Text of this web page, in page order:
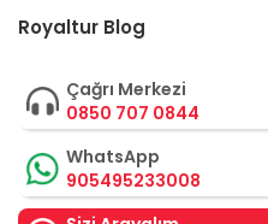
Royaltur Blog
Çağrı Merkezi
0850 707 0844
WhatsApp
905495233008